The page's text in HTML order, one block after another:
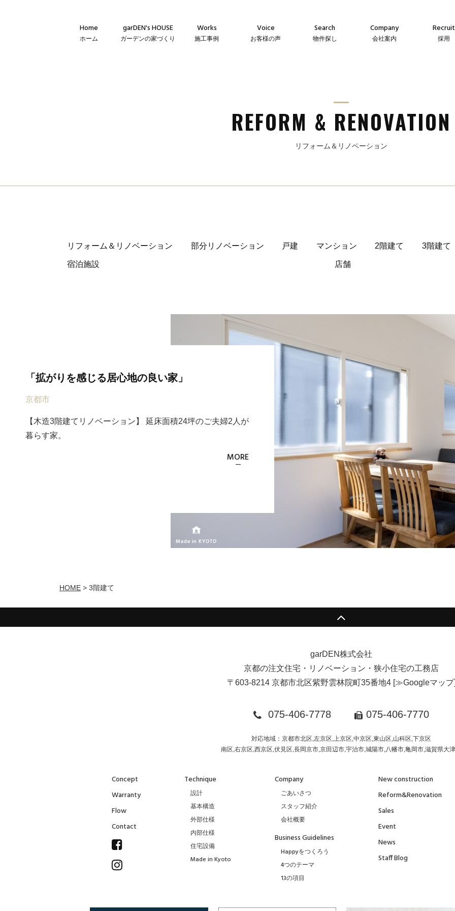
Home
ホーム
garDEN's HOUSE
ガーデンの家づくり
Works
施工事例
Voice
お客様の声
Search
物件探し
自社販売物件
Company
会社案内
Recruit
採用
REFORM & RENOVATION
リフォーム＆リノベーション
リフォーム＆リノベーション 部分リノベーション 戸建 マンション 2階建て 3階建て
宿泊施設 店舗
「拡がりを感じる居心地の良い家」
京都市
【木造3階建てリノベーション】 延床面積24坪のご夫婦2人が
暮らす家。
MORE
HOME > 3階建て
garDEN株式会社
京都の注文住宅・リノベーション・狭小住宅の工務店
〒603-8214 京都市北区紫野雲林院町35番地4[≫Googleマップ
075-406-7778 075-406-7770
対応地域：京都市北区,左京区,上京区,中京区,東山区,山科区,下京区
南区,右京区,西京区,伏見区,長岡京市,京田辺市,宇治市,城陽市,八幡市,亀岡市,滋賀県大
Concept
Warranty
Flow
Contact
Technique
設計
基本構造
外部仕様
内部仕様
住宅設備
Made in Kyoto
Company
ごあいさつ
スタッフ紹介
会社概要
Business Guidelines
Happyをつくろう
4つのテーマ
13の項目
New construction
Reform&Renovation
Sales
Event
News
Staff Blog